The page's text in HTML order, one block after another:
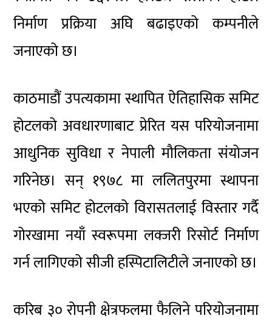
निर्माण प्रक्रिया अघि बढाइएको कम्पनीले
जनाएको छ।
काठमाडौं उपत्यकामा स्थापित ऐतिहासिक समिट
होटलको अवधारणाबाट प्रेरित यस परियोजनामा
आधुनिक सुविधा र नेपाली मौलिकता संयोजन
गरिनेछ। सन् १९७८ मा ललितपुरमा स्थापना
भएको समिट होटलको विरासतलाई विस्तार गर्दै
गोरखामा नयाँ स्वरूपमा लक्जरी रिसोर्ट निर्माण
गर्न लागिएको सीजी हस्पिटालिटीले जनाएको छ।
करिब ३० रोपनी क्षेत्रफलमा फैलिने परियोजनामा